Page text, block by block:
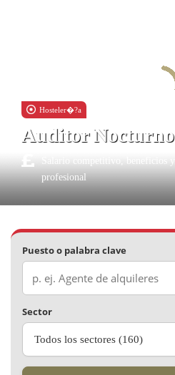
Hosteler�?­a
Auditor Nocturno
profesional
Puesto o palabra clave
Sector
Todos los sectores (160)